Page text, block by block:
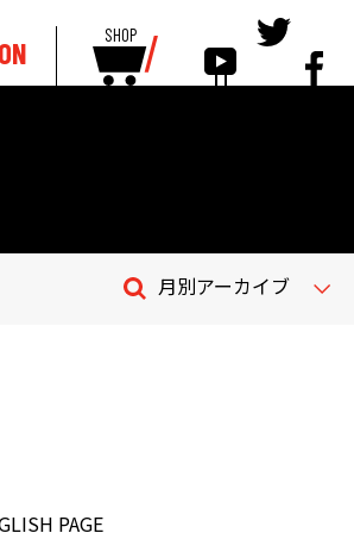
SHOP
月別アーカイブ
PAGE